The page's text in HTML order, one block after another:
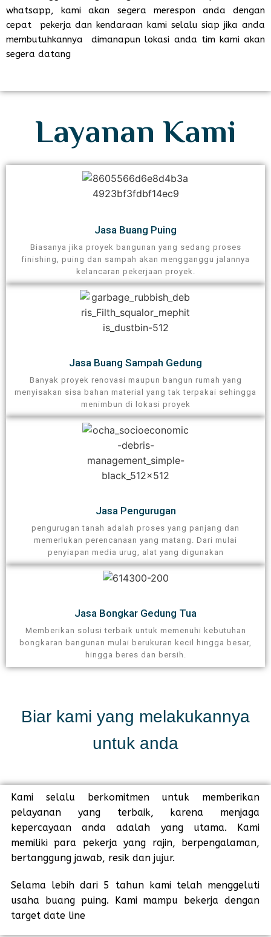
whatsapp, kami akan segera merespon anda dengan
cepat pekerja dan kendaraan kami selalu siap jika anda
membutuhkannya dimanapun lokasi anda tim kami akan
segera datang
Layanan Kami
Jasa Buang Puing​
Biasanya jika proyek bangunan yang sedang proses
finishing, puing dan sampah akan mengganggu jalannya
kelancaran pekerjaan proyek.
Jasa Buang Sampah Gedung​
Banyak proyek renovasi maupun bangun rumah yang
menyisakan sisa bahan material yang tak terpakai sehingga
menimbun di lokasi proyek​
Jasa Pengurugan​
pengurugan tanah adalah proses yang panjang dan
memerlukan perencanaan yang matang. Dari mulai
penyiapan media urug, alat yang digunakan
Jasa Bongkar Gedung Tua
Memberikan solusi terbaik untuk memenuhi kebutuhan
bongkaran bangunan mulai berukuran kecil hingga besar,
hingga beres dan bersih.
Biar kami yang melakukannya
untuk anda
Kami selalu berkomitmen untuk memberikan
pelayanan yang terbaik, karena menjaga
kepercayaan anda adalah yang utama. Kami
memiliki para pekerja yang rajin, berpengalaman,
bertanggung jawab, resik dan jujur.
Selama lebih dari 5 tahun kami telah menggeluti
usaha buang puing. Kami mampu bekerja dengan
target date line